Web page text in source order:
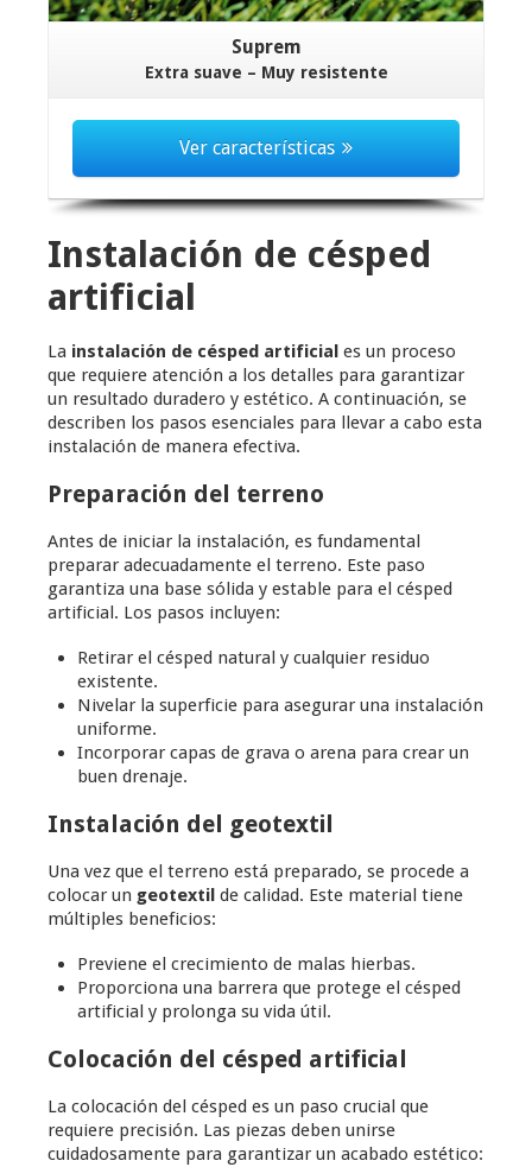
Suprem
Extra suave – Muy resistente
Ver características
Instalación de césped
artificial
La instalación de césped artificial es un proceso
que requiere atención a los detalles para garantizar
un resultado duradero y estético. A continuación, se
describen los pasos esenciales para llevar a cabo esta
instalación de manera efectiva.
Preparación del terreno
Antes de iniciar la instalación, es fundamental
preparar adecuadamente el terreno. Este paso
garantiza una base sólida y estable para el césped
artificial. Los pasos incluyen:
Retirar el césped natural y cualquier residuo
existente.
Nivelar la superficie para asegurar una instalación
uniforme.
Incorporar capas de grava o arena para crear un
buen drenaje.
Instalación del geotextil
Una vez que el terreno está preparado, se procede a
colocar un geotextil de calidad. Este material tiene
múltiples beneficios:
Previene el crecimiento de malas hierbas.
Proporciona una barrera que protege el césped
artificial y prolonga su vida útil.
Colocación del césped artificial
La colocación del césped es un paso crucial que
requiere precisión. Las piezas deben unirse
cuidadosamente para garantizar un acabado estético: